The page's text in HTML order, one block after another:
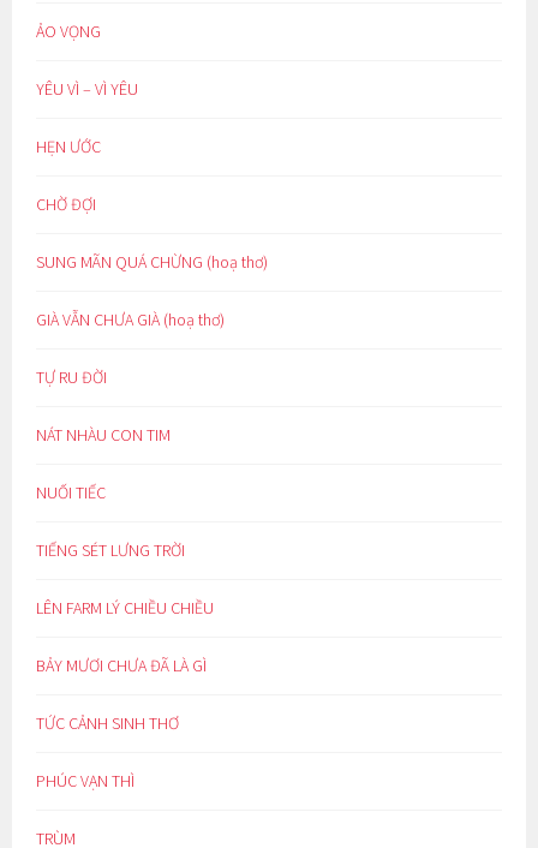
ẢO VỌNG
YÊU VÌ – VÌ YÊU
HẸN ƯỚC
CHỜ ĐỢI
SUNG MÃN QUÁ CHỪNG (hoạ thơ)
GIÀ VẪN CHƯA GIÀ (hoạ thơ)
TỰ RU ĐỜI
NÁT NHÀU CON TIM
NUỐI TIẾC
TIẾNG SÉT LƯNG TRỜI
LÊN FARM LÝ CHIỀU CHIỀU
BẢY MƯƠI CHƯA ĐÃ LÀ GÌ
TỨC CẢNH SINH THƠ
PHÚC VẠN THÌ
TRÙM